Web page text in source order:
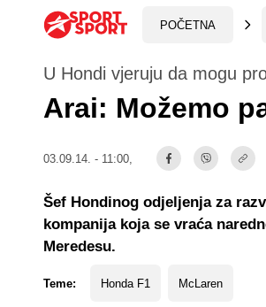
POČETNA
U Hondi vjeruju da mogu
Arai: Možemo
03.09.14. - 11:00,
Teme: Honda F1 McLaren
Šef Hondinog odjeljenja za
kompanija koja se vraća
Meredesu.